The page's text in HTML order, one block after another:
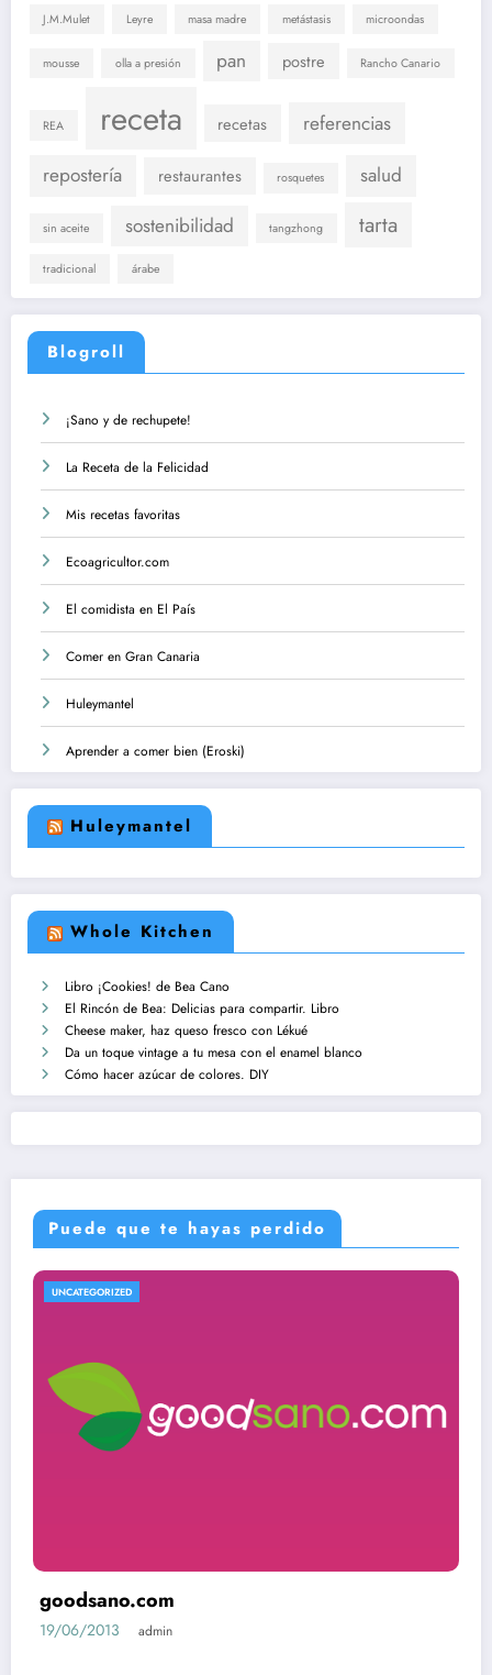
J.M.Mulet Leyre masa madre metástasis microondas
mousse olla a presión pan postre Rancho Canario
REA receta recetas
referencias
repostería
restaurantes rosquetes salud
sin aceite sostenibilidad tangzhong tarta
tradicional árabe
Blogroll
¡Sano y de rechupete!
La Receta de la Felicidad
Mis recetas favoritas
Ecoagricultor.com
El comidista en El País
Comer en Gran Canaria
Huleymantel
Aprender a comer bien (Eroski)
Huleymantel
Whole Kitchen
Libro ¡Cookies! de Bea Cano
El Rincón de Bea: Delicias para compartir. Libro
Cheese maker, haz queso fresco con Lékué
Da un toque vintage a tu mesa con el enamel blanco
Cómo hacer azúcar de colores. DIY
Puede que te hayas perdido
UNCATEGORIZED
goodsano.com
19/06/2013 admin